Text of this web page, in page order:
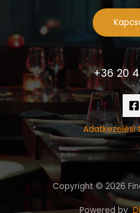
+36 20
Adatkezelési
Copyright © 2026
Powered by